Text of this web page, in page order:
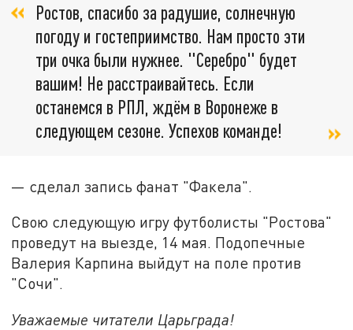
Ростов, спасибо за радушие, солнечную
погоду и гостеприимство. Нам просто эти
три очка были нужнее. "Серебро" будет
вашим! Не расстраивайтесь. Если
останемся в РПЛ, ждём в Воронеже в
следующем сезоне. Успехов команде!
— сделал запись фанат "Факела".
Свою следующую игру футболисты "Ростова"
проведут на выезде, 14 мая. Подопечные
Валерия Карпина выйдут на поле против
"Сочи".
Уважаемые читатели Царьграда!